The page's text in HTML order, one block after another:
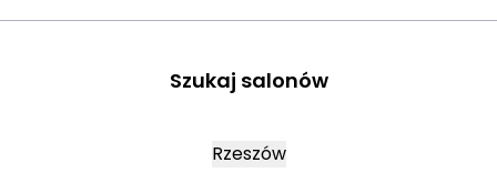
Szukaj salonów
Rzeszów